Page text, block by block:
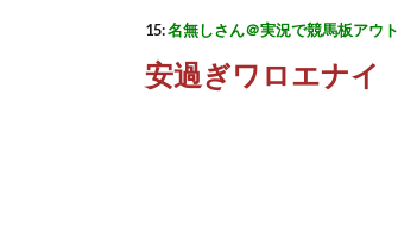
15:名無しさん＠実況で競馬板アウト
安過ぎワロエナイ